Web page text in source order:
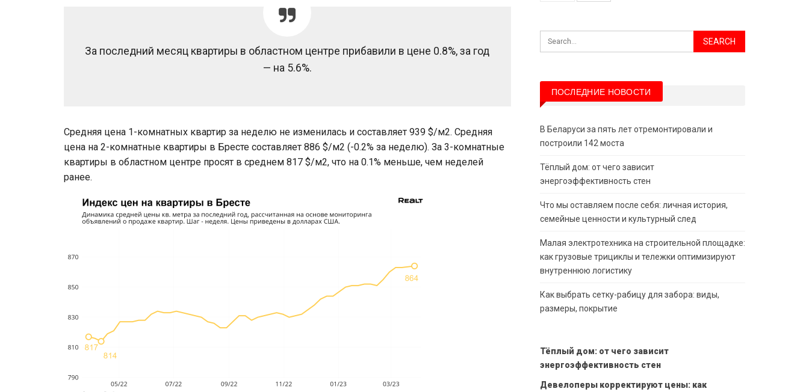
За последний месяц квартиры в областном центре прибавили в цене 0.8%, за год
— на 5.6%.
Средняя цена 1-комнатных квартир за неделю не изменилась и составляет 939 $/м2. Средняя
цена на 2-комнатные квартиры в Бресте составляет 886 $/м2 (-0.2% за неделю). За 3-комнатные
квартиры в областном центре просят в среднем 817 $/м2, что на 0.1% меньше, чем неделей
ранее.
ПОСЛЕДНИЕ НОВОСТИ
В Беларуси за пять лет отремонтировали и
построили 142 моста
Тёплый дом: от чего зависит
энергоэффективность стен
Что мы оставляем после себя: личная история,
семейные ценности и культурный след
Малая электротехника на строительной площадке:
как грузовые трициклы и тележки оптимизируют
внутреннюю логистику
Как выбрать сетку-рабицу для забора: виды,
размеры, покрытие
Тёплый дом: от чего зависит
энергоэффективность стен
Девелоперы корректируют цены: как